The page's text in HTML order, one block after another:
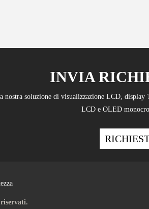
INVIA
nostra soluzione di visualizzazione LCD, display
LCD e OLED